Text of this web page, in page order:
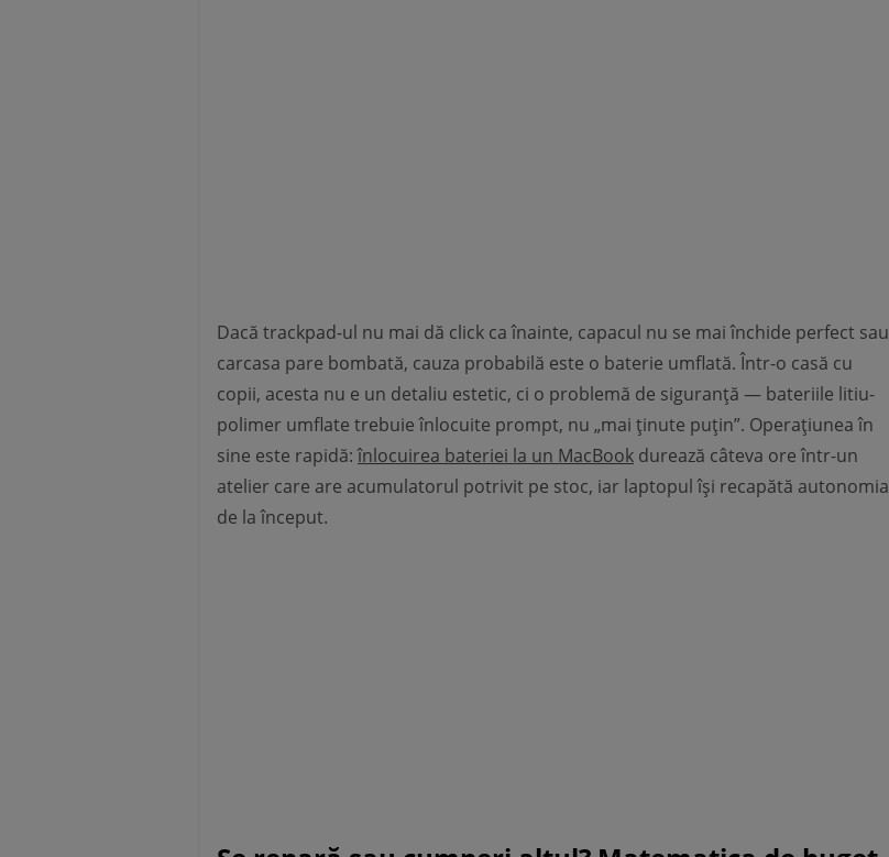
Dacă trackpad-ul nu mai dă click ca înainte, capacul nu se mai închide perfect sau
carcasa pare bombată, cauza probabilă este o baterie umflată. Într-o casă cu
copii, acesta nu e un detaliu estetic, ci o problemă de siguranță — bateriile litiu-
polimer umflate trebuie înlocuite prompt, nu „mai ținute puțin”. Operațiunea în
sine este rapidă:înlocuirea bateriei la un MacBook durează câteva ore într-un
atelier care are acumulatorul potrivit pe stoc, iar laptopul își recapătă autonomia
de la început.